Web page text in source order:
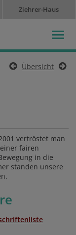
Ziehrer-Haus
Übersicht
vertröstet man
fairen
in die
standen unsere